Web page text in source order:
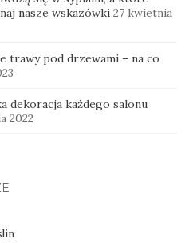
nasze wskazówki 27 kwietnia
trawy pod drzewami – na co
dekoracja każdego salonu
2022